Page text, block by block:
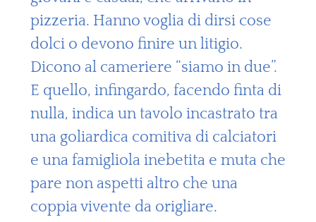
pizzeria. Hanno voglia di dirsi cose
dolci o devono finire un litigio.
Dicono al cameriere “siamo in due”.
E quello, infingardo, facendo finta di
nulla, indica un tavolo incastrato tra
una goliardica comitiva di calciatori
e una famigliola inebetita e muta che
pare non aspetti altro che una
coppia vivente da origliare.